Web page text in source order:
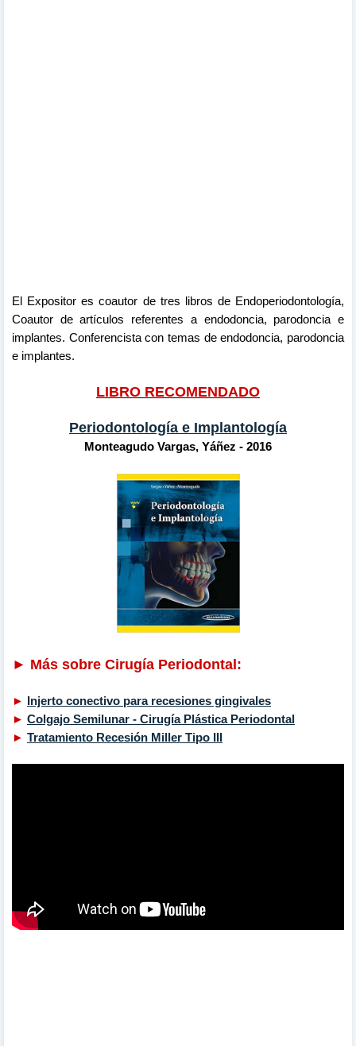
El Expositor es coautor de tres libros de Endoperiodontología,
Coautor de artículos referentes a endodoncia, parodoncia e
implantes. Conferencista con temas de endodoncia, parodoncia
e implantes.
LIBRO RECOMENDADO
Periodontología e Implantología
Monteagudo Vargas, Yáñez - 2016
► Más sobre Cirugía Periodontal:
► Injerto conectivo para recesiones gingivales
► Colgajo Semilunar - Cirugía Plástica Periodontal
► Tratamiento Recesión Miller Tipo III